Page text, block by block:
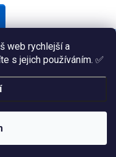
web rychlejší a
s jejich používáním. ✅